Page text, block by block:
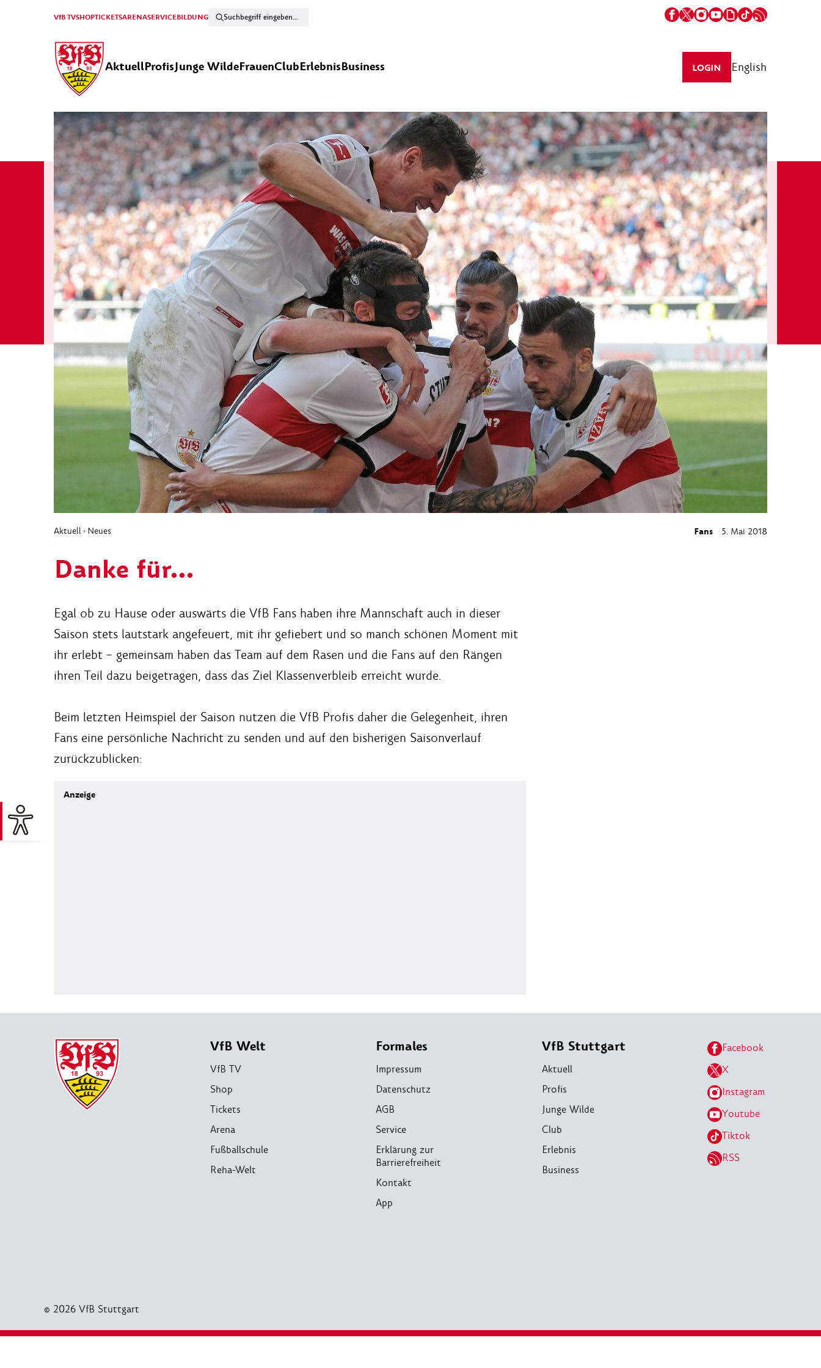
VfB TVSHOPTICKETSARENASERVICEBILDUNG
AktuellProfisJunge WildeFrauenClubErlebnisBusiness LOGIN English
Aktuell › Neues Fans 5. Mai 2018
Danke für...
Egal ob zu Hause oder auswärts die VfB Fans haben ihre Mannschaft auch in dieser
Saison stets lautstark angefeuert, mit ihr gefiebert und so manch schönen Moment mit
ihr erlebt – gemeinsam haben das Team auf dem Rasen und die Fans auf den Rängen
ihren Teil dazu beigetragen, dass das Ziel Klassenverbleib erreicht wurde.
Beim letzten Heimspiel der Saison nutzen die VfB Profis daher die Gelegenheit, ihren
Fans eine persönliche Nachricht zu senden und auf den bisherigen Saisonverlauf
zurückzublicken:
VfB Welt
VfB TV
Shop
Tickets
Arena
Fußballschule
Reha-Welt
Formales
Impressum
Datenschutz
AGB
Service
Erklärung zur
Barrierefreiheit
Kontakt
App
VfB Stuttgart
Aktuell
Profis
Junge Wilde
Club
Erlebnis
Business
Facebook
X
Instagram
Youtube
Tiktok
RSS
© 2026 VfB Stuttgart